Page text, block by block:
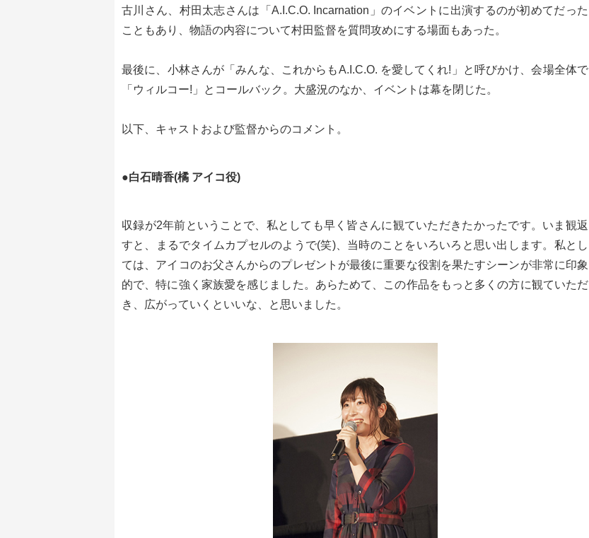
古川さん、村田太志さんは「A.I.C.O. Incarnation」のイベントに出演するのが初めてだった
こともあり、物語の内容について村田監督を質問攻めにする場面もあった。
最後に、小林さんが「みんな、これからもA.I.C.O. を愛してくれ!」と呼びかけ、会場全体で
「ウィルコー!」とコールバック。大盛況のなか、イベントは幕を閉じた。
以下、キャストおよび監督からのコメント。
●白石晴香(橘 アイコ役)
収録が2年前ということで、私としても早く皆さんに観ていただきたかったです。いま観返
すと、まるでタイムカプセルのようで(笑)、当時のことをいろいろと思い出します。私とし
ては、アイコのお父さんからのプレゼントが最後に重要な役割を果たすシーンが非常に印象
的で、特に強く家族愛を感じました。あらためて、この作品をもっと多くの方に観ていただ
き、広がっていくといいな、と思いました。